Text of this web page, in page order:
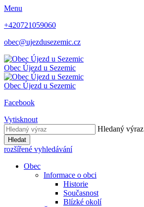
Menu
+420721059060
obec@ujezdusezemic.cz
Obec Újezd u Sezemic
Obec Újezd u Sezemic
Facebook
Vytisknout
Hledaný výraz
Hledat
rozšířené vyhledávání
Obec
Informace o obci
Historie
Současnost
Blízké okolí